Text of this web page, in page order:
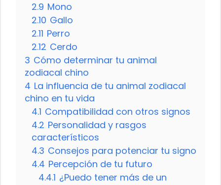
2.9 Mono
2.10 Gallo
2.11 Perro
2.12 Cerdo
3 Cómo determinar tu animal
zodiacal chino
4 La influencia de tu animal zodiacal
chino en tu vida
4.1 Compatibilidad con otros signos
4.2 Personalidad y rasgos
característicos
4.3 Consejos para potenciar tu signo
4.4 Percepción de tu futuro
4.4.1 ¿Puedo tener más de un